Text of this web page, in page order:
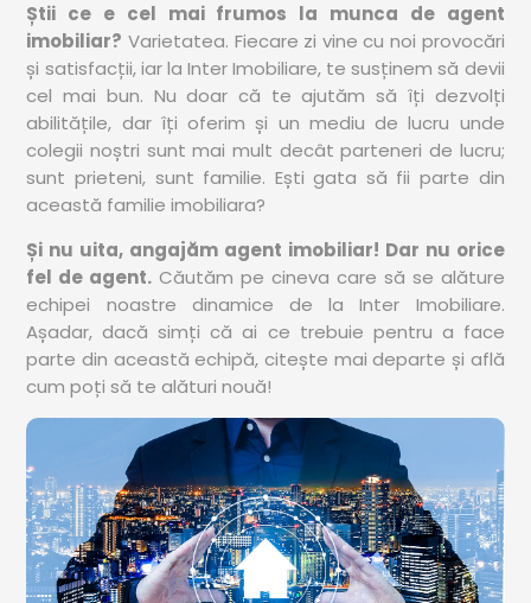
Știi ce e cel mai frumos la munca de agent
imobiliar? Varietatea. Fiecare zi vine cu noi provocări
și satisfacții, iar la Inter Imobiliare, te susținem să devii
cel mai bun. Nu doar că te ajutăm să îți dezvolți
abilitățile, dar îți oferim și un mediu de lucru unde
colegii noștri sunt mai mult decât parteneri de lucru;
sunt prieteni, sunt familie. Ești gata să fii parte din
această familie imobiliara?
Și nu uita, angajăm agent imobiliar! Dar nu orice
fel de agent. Căutăm pe cineva care să se alăture
echipei noastre dinamice de la Inter Imobiliare.
Așadar, dacă simți că ai ce trebuie pentru a face
parte din această echipă, citește mai departe și află
cum poți să te alături nouă!